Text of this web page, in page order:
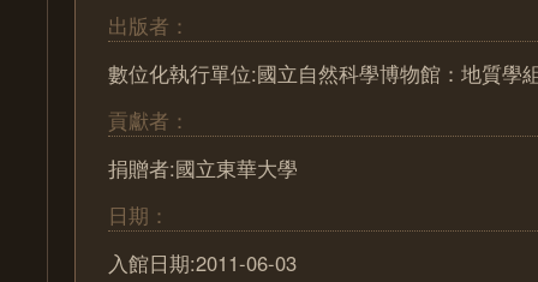
出版者：
數位化執行單位:國立自然科學博物館：地質學
貢獻者：
捐贈者:國立東華大學
日期：
入館日期:2011-06-03